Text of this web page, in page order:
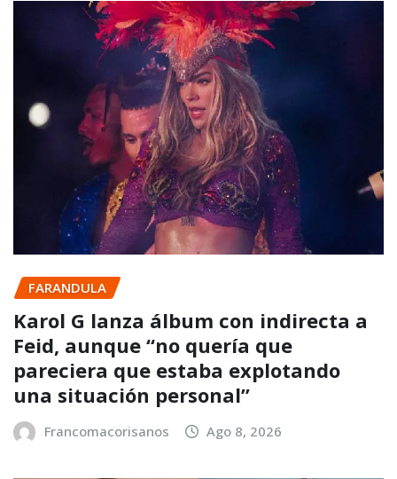
FARANDULA
Karol G lanza álbum con indirecta a
Feid, aunque “no quería que
pareciera que estaba explotando
una situación personal”
Francomacorisanos Ago 8, 2026